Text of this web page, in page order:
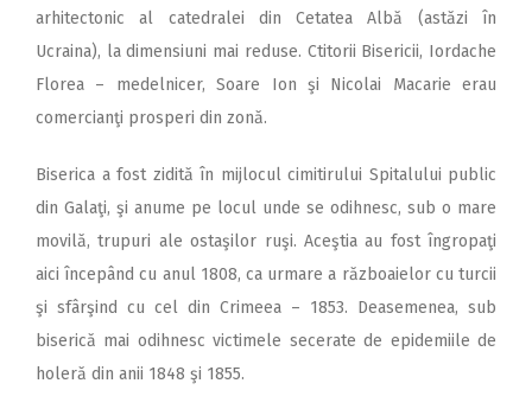
arhitectonic al catedralei din Cetatea Albă (astăzi în
Ucraina), la dimensiuni mai reduse. Ctitorii Bisericii, Iordache
Florea – medelnicer, Soare Ion şi Nicolai Macarie erau
comercianţi prosperi din zonă.
Biserica a fost zidită în mijlocul cimitirului Spitalului public
din Galaţi, şi anume pe locul unde se odihnesc, sub o mare
movilă, trupuri ale ostaşilor ruşi. Aceştia au fost îngropaţi
aici începând cu anul 1808, ca urmare a războaielor cu turcii
şi sfârşind cu cel din Crimeea – 1853. Deasemenea, sub
biserică mai odihnesc victimele secerate de epidemiile de
holeră din anii 1848 şi 1855.